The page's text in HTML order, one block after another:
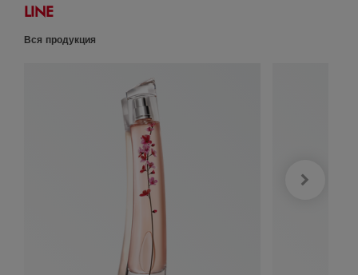
LINE
Вся продукция